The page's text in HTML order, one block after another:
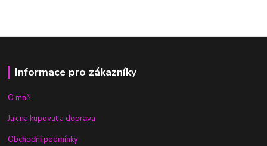
Informace pro zákazníky
O mně
Jak na kupovat a doprava
Obchodní podmínky